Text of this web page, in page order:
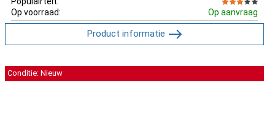
Op voorraad:
Op aanvraag
Product informatie
Conditie: Nieuw